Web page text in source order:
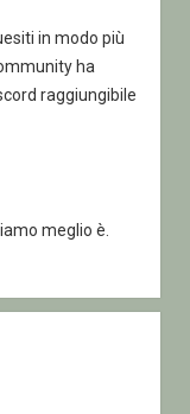
in modo più
ha
raggiungibile
meglio è.